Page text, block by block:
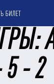
БИЛЕТ
- 2